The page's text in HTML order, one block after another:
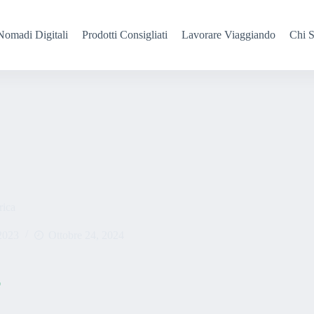
Digitali Prodotti Consigliati Lavorare Viaggiando Chi